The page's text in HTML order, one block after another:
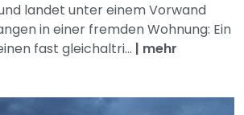
landet unter einem Vorwand
in einer fremden Wohnung: Ein
fast gleichaltri... | mehr